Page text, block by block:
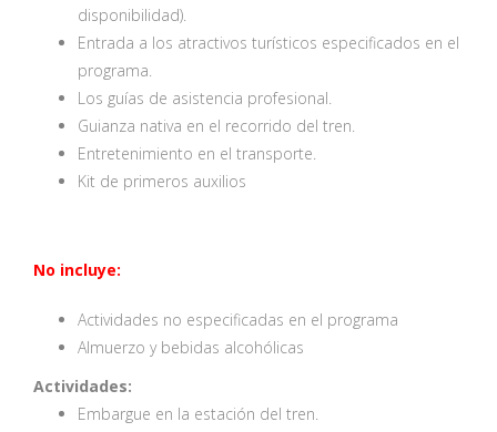
disponibilidad).
Entrada a los atractivos turísticos especificados en el
programa.
Los guías de asistencia profesional.
Guianza nativa en el recorrido del tren.
Entretenimiento en el transporte.
Kit de primeros auxilios
No incluye:
Actividades no especificadas en el programa
Almuerzo y bebidas alcohólicas
Actividades:
Embargue en la estación del tren.